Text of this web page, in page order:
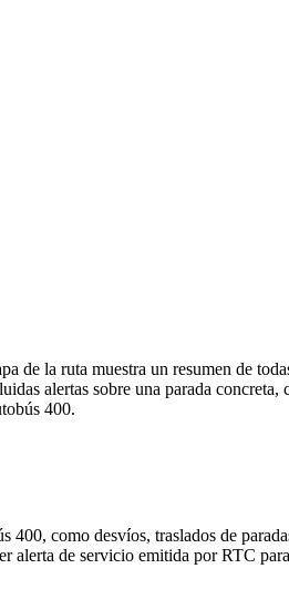
la ruta muestra un resumen de
alertas sobre una parada concreta,
400.
como desvíos, traslados de
alerta de servicio emitida por RTC